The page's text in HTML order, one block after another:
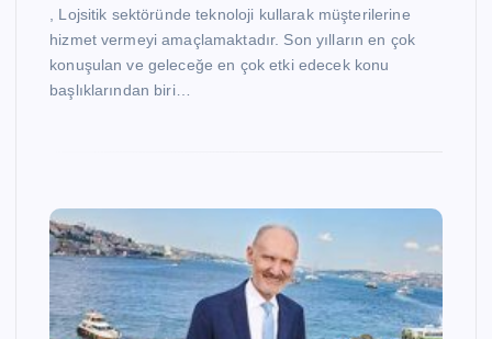
, Lojsitik sektöründe teknoloji kullarak müşterilerine
hizmet vermeyi amaçlamaktadır. Son yılların en çok
konuşulan ve geleceğe en çok etki edecek konu
başlıklarından biri…